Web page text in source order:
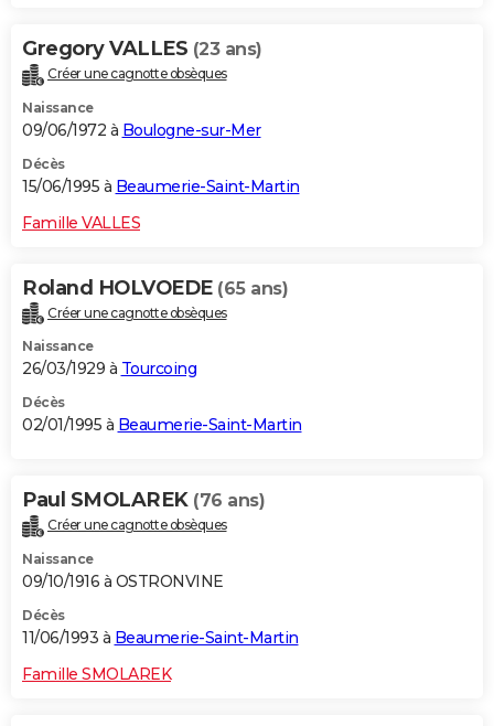
Gregory VALLES (23 ans)
Créer une cagnotte obsèques
Naissance
09/06/1972 à Boulogne-sur-Mer
Décès
15/06/1995 à Beaumerie-Saint-Martin
Famille VALLES
Roland HOLVOEDE (65 ans)
Créer une cagnotte obsèques
Naissance
26/03/1929 à Tourcoing
Décès
02/01/1995 à Beaumerie-Saint-Martin
Paul SMOLAREK (76 ans)
Créer une cagnotte obsèques
Naissance
09/10/1916 à OSTRONVINE
Décès
11/06/1993 à Beaumerie-Saint-Martin
Famille SMOLAREK